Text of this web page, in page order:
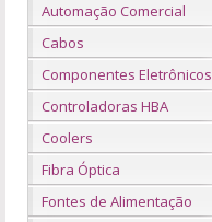
Automação Comercial
Cabos
Componentes Eletrônicos
Controladoras HBA
Coolers
Fibra Óptica
Fontes de Alimentação